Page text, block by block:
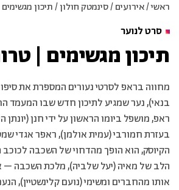
ראשי/אירועים/סינמטק חולון/תיכון
סרט לנוער
תיכון מגשימים |
מחווה בראפ לסרטי נעורים המספרת את
בנאי), נער שמגיע לתיכון חדש שבו המעמד
ראפ, מושפל ביומו הראשון על ידי חנן
בעזרת חמורבי (עמית אולמן), ראפר אגדי
הקיוסק, הוא הופך מהדחוי של השכבה
הלב של מאיה (יעל שלביה), מלכת השכבה
אותו מהחברים ומשימי (נועם קלינשטיין),